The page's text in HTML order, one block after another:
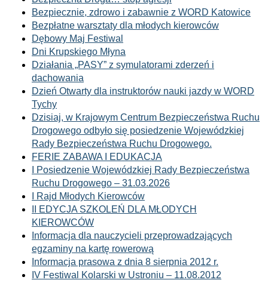
Bezpiecznie, zdrowo i zabawnie z WORD Katowice
Bezpłatne warsztaty dla młodych kierowców
Dębowy Maj Festiwal
Dni Krupskiego Młyna
Działania „PASY” z symulatorami zderzeń i
dachowania
Dzień Otwarty dla instruktorów nauki jazdy w WORD
Tychy
Dzisiaj, w Krajowym Centrum Bezpieczeństwa Ruchu
Drogowego odbyło się posiedzenie Wojewódzkiej
Rady Bezpieczeństwa Ruchu Drogowego.
FERIE ZABAWA I EDUKACJA
I Posiedzenie Wojewódzkiej Rady Bezpieczeństwa
Ruchu Drogowego – 31.03.2026
I Rajd Młodych Kierowców
II EDYCJA SZKOLEŃ DLA MŁODYCH
KIEROWCÓW
Informacja dla nauczycieli przeprowadzających
egzaminy na kartę rowerową
Informacja prasowa z dnia 8 sierpnia 2012 r.
IV Festiwal Kolarski w Ustroniu – 11.08.2012